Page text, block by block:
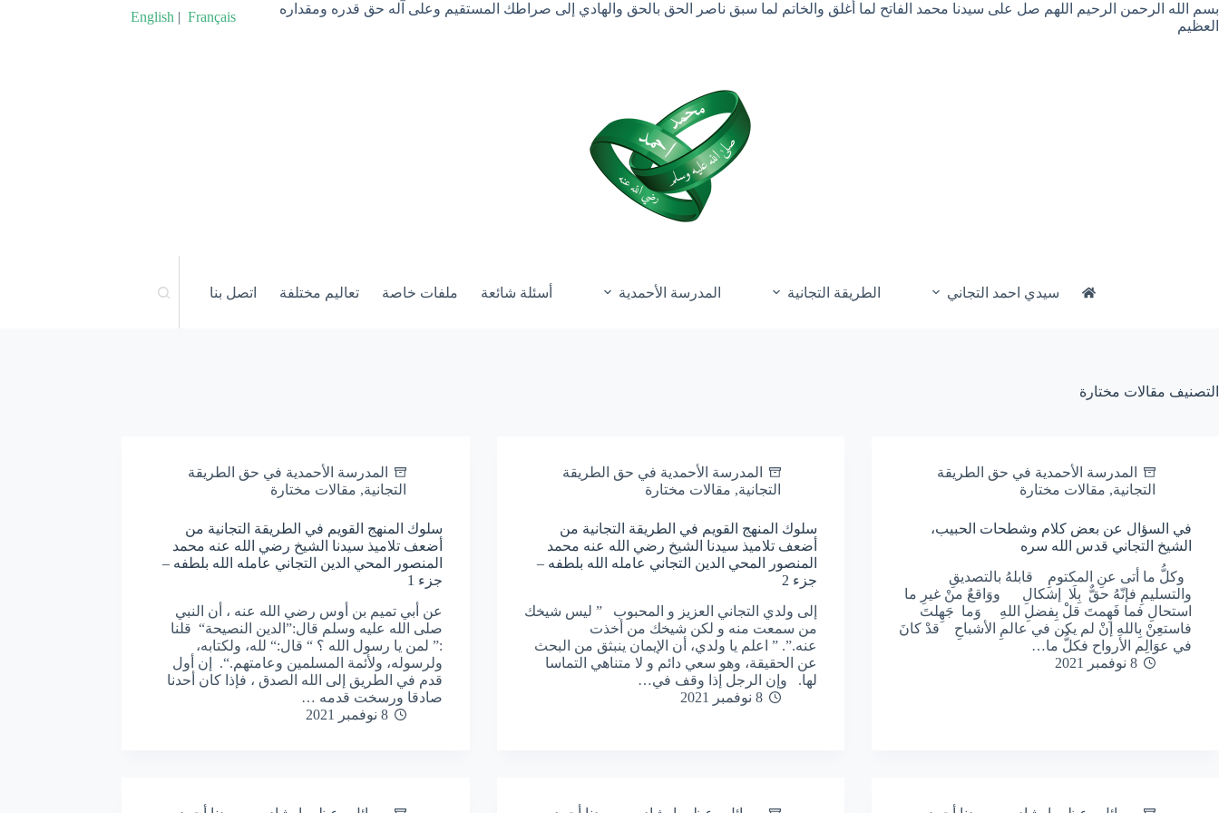
التجاوز
إلى
بسم الله الرحمن الرحيم اللهم صل على سيدنا محمد الفاتح لما أغلق والخاتم لما سبق ناصر الحق بالحق والهادي إلى صراطك المستقيم وعلى آله حق قدره ومقداره
العظيم
English |Français
سيدي احمد التجاني الطريقة التجانية المدرسة الأحمدية أسئلة شائعة ملفات خاصة تعاليم مختلفة اتصل بنا
التصنيف مقالات مختارة
المدرسة الأحمدية في حق الطريقة
التجانية, مقالات مختارة
في السؤال عن بعض كلام وشطحات الحبيب،
الشيخ التجاني قدس الله سره
وكلُّ ما أتى عنِ المكتومِ قابلهُ بالتصديقِ
والتسليمِ فإنّهُ حقٌّ بِلَا إشكالِ ووَاقعٌ منْ غيرِ ما
استحالِ فما فَهِمتَ قلْ بِفضلِ اللهِ وَما جَهِلتَ
فاستعِنْ بِاللهِ إنْ لم يكن في عالمِ الأشباحِ قدْ كانَ
في عوَالِم الأرواح فكلُّ ما…
8 نوفمبر 2021
المدرسة الأحمدية في حق الطريقة
التجانية, مقالات مختارة
سلوك المنهج القويم في الطريقة التجانية من
أضعف تلاميذ سيدنا الشيخ رضي الله عنه محمد
المنصور المحي الدين التجاني عامله الله بلطفه –
جزء 2
إلى ولدي التجاني العزيز و المحبوب ” ليس شيخك
من سمعت منه و لكن شيخك من أخذت
عنه.”. ” اعلم يا ولدي، أن الإيمان ينبثق من البحث
عن الحقيقة، وهو سعي دائم و لا متناهي التماسا
لها. وإن الرجل إذا وقف في…
8 نوفمبر 2021
المدرسة الأحمدية في حق الطريقة
التجانية, مقالات مختارة
سلوك المنهج القويم في الطريقة التجانية من
أضعف تلاميذ سيدنا الشيخ رضي الله عنه محمد
المنصور المحي الدين التجاني عامله الله بلطفه –
جزء 1
عن أبي تميم بن أوس رضي الله عنه ، أن النبي
صلى الله عليه وسلم قال:”الدين النصيحة“ قلنا
:” لمن يا رسول الله ؟ “ قال:“ لله، ولكتابه،
ولرسوله، ولأئمة المسلمين وعامتهم.“. إن أول
قدم في الطريق إلى الله الصدق ، فإذا كان أحدنا
صادقا ورسخت قدمه …
8 نوفمبر 2021